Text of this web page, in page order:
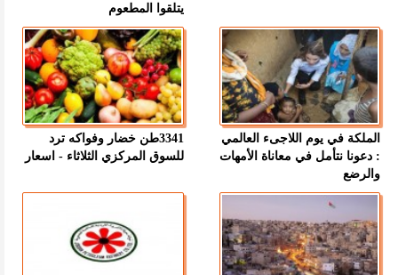
يتلقوا المطعوم
الملكة في يوم اللاجىء العالمي
: دعونا نتأمل في معاناة الأمهات
والرضع
3341طن خضار وفواكه ترد
للسوق المركزي الثلاثاء - اسعار